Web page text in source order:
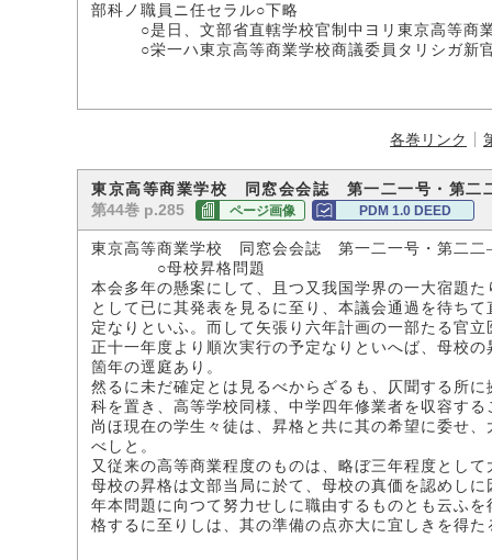
部科ノ職員ニ任セラル○下略
○是日、文部省直轄学校官制中ヨリ東京高等商業
○栄一ハ東京高等商業学校商議委員タリシガ新官
各巻リンク
東京高等商業学校 同窓会会誌 第一二一号・第
第44巻 p.285 ページ画像 PDM 1.0 DEED
東京高等商業学校 同窓会会誌 第一二一号・第二二
○母校昇格問題
本会多年の懸案にして、且つ又我国学界の一大宿題
として已に其発表を見るに至り、本議会通過を待ち
定なりといふ。而して矢張り六年計画の一部たる官
正十一年度より順次実行の予定なりといへば、母校
箇年の逕庭あり。
然るに未だ確定とは見るべからざるも、仄聞する所
科を置き、高等学校同様、中学四年修業者を収容す
尚ほ現在の学生々徒は、昇格と共に其の希望に委せ
べしと。
又従来の高等商業程度のものは、略ぼ三年程度とし
母校の昇格は文部当局に於て、母校の真価を認めし
年本問題に向つて努力せしに職由するものとも云ふ
格するに至りしは、其の準備の点亦大に宜しきを得